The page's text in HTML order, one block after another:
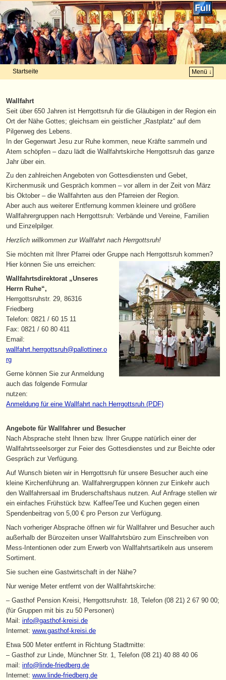
Startseite
Menü ↓
Wallfahrt
Seit über 650 Jahren ist Herrgottsruh für die Gläubigen in der Region ein
Ort der Nähe Gottes; gleichsam ein geistlicher „Rastplatz“ auf dem
Pilgerweg des Lebens.
In der Gegenwart Jesu zur Ruhe kommen, neue Kräfte sammeln und
Atem schöpfen – dazu lädt die Wallfahrtskirche Herrgottsruh das ganze
Jahr über ein.
Zu den zahlreichen Angeboten von Gottesdiensten und Gebet,
Kirchenmusik und Gespräch kommen – vor allem in der Zeit von März
bis Oktober – die Wallfahrten aus den Pfarreien der Region.
Aber auch aus weiterer Entfernung kommen kleinere und größere
Wallfahrergruppen nach Herrgottsruh: Verbände und Vereine, Familien
und Einzelpilger.
Herzlich willkommen zur Wallfahrt nach Herrgottsruh!
Sie möchten mit Ihrer Pfarrei oder Gruppe nach Herrgottsruh kommen?
Hier können Sie uns erreichen:
Wallfahrtsdirektorat „Unseres
Herrn Ruhe“,
Herrgottsruhstr. 29, 86316
Friedberg
Telefon: 0821 / 60 15 11
Fax: 0821 / 60 80 411
Email:
wallfahrt.herrgottsruh@pallottiner.o
rg
Gerne können Sie zur Anmeldung
auch das folgende Formular
nutzen:
Anmeldung für eine Wallfahrt nach Herrgottsruh (PDF)
Angebote für Wallfahrer und Besucher
Nach Absprache steht Ihnen bzw. Ihrer Gruppe natürlich einer der
Wallfahrtsseelsorger zur Feier des Gottesdienstes und zur Beichte oder
Gespräch zur Verfügung.
Auf Wunsch bieten wir in Herrgottsruh für unsere Besucher auch eine
kleine Kirchenführung an. Wallfahrergruppen können zur Einkehr auch
den Wallfahrersaal im Bruderschaftshaus nutzen. Auf Anfrage stellen wir
ein einfaches Frühstück bzw. Kaffee/Tee und Kuchen gegen einen
Spendenbeitrag von 5,00 € pro Person zur Verfügung.
Nach vorheriger Absprache öffnen wir für Wallfahrer und Besucher auch
außerhalb der Bürozeiten unser Wallfahrtsbüro zum Einschreiben von
Mess-Intentionen oder zum Erwerb von Wallfahrtsartikeln aus unserem
Sortiment.
Sie suchen eine Gastwirtschaft in der Nähe?
Nur wenige Meter entfernt von der Wallfahrtskirche:
– Gasthof Pension Kreisi, Herrgottsruhstr. 18, Telefon (08 21) 2 67 90 00;
(für Gruppen mit bis zu 50 Personen)
Mail: info@gasthof-kreisi.de
Internet: www.gasthof-kreisi.de
Etwa 500 Meter entfernt in Richtung Stadtmitte:
– Gasthof zur Linde, Münchner Str. 1, Telefon (08 21) 40 88 40 06
mail: info@linde-friedberg.de
Internet: www.linde-friedberg.de